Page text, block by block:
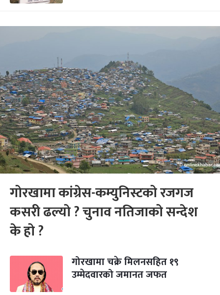
गोरखामा कांग्रेस-कम्युनिस्टको रजगज
कसरी ढल्यो ? चुनाव नतिजाको सन्देश
के हो ?
गोरखामा चक्रे मिलनसहित १९
उम्मेदवारको जमानत जफत